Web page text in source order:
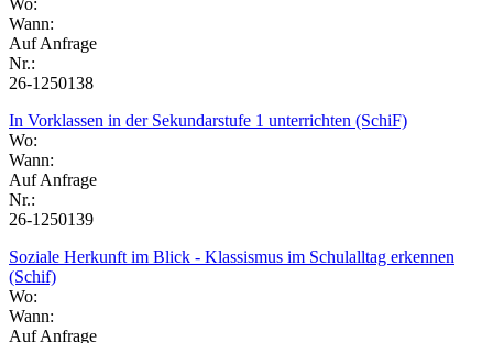
Wo:
Wann:
Auf Anfrage
Nr.:
26-1250138
In Vorklassen in der Sekundarstufe 1 unterrichten (SchiF)
Wo:
Wann:
Auf Anfrage
Nr.:
26-1250139
Soziale Herkunft im Blick - Klassismus im Schulalltag erkennen
(Schif)
Wo:
Wann:
Auf Anfrage